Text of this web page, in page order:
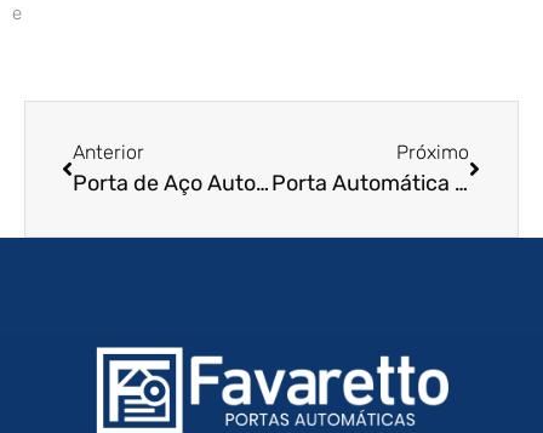
e
Anterior
Porta de Aço Automática em Araraquara – SP
Próximo
Porta Automática de Enrolar em Aracatuba – SP